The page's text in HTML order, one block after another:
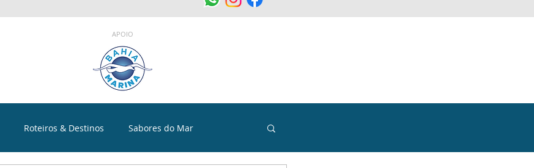
Roteiros & Destinos Sabores do Mar
APOIO